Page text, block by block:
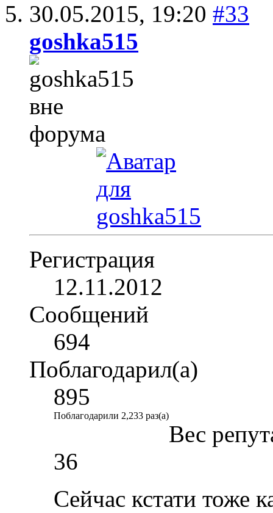
30.05.2015, 19:20 #33
goshka515
Регистрация
12.11.2012
Сообщений
694
Поблагодарил(а)
895
Поблагодарили 2,233 раз(а)
Вес
36
Сейчас кстати тоже